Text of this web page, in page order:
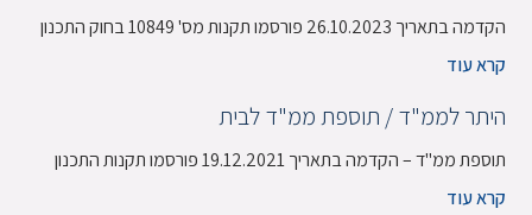
הקדמה בתאריך 26.10.2023 פורסמו תקנות מס' 10849 בחוק התכנון
קרא עוד
היתר לממ"ד / תוספת ממ"ד לבית
תוספת ממ"ד – הקדמה בתאריך 19.12.2021 פורסמו תקנות התכנון
קרא עוד